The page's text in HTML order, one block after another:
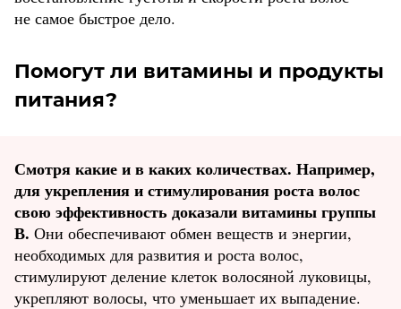
не самое быстрое дело.
Помогут ли витамины и продукты
питания?
Смотря какие и в каких количествах. Например,
для укрепления и стимулирования роста волос
свою эффективность доказали витамины группы
В. Они обеспечивают обмен веществ и энергии,
необходимых для развития и роста волос,
стимулируют деление клеток волосяной луковицы,
укрепляют волосы, что уменьшает их выпадение.